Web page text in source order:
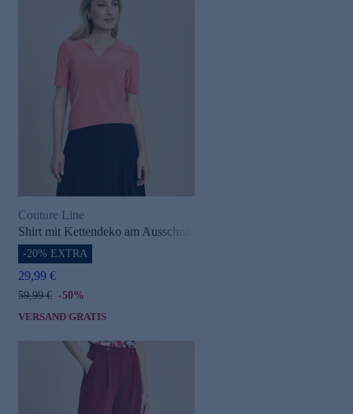
Couture Line
Shirt mit Kettendeko am Ausschnitt
-20% EXTRA
29,99 €
59,99 € -50%
VERSAND GRATIS